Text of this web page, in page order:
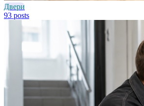
Двери
93 posts